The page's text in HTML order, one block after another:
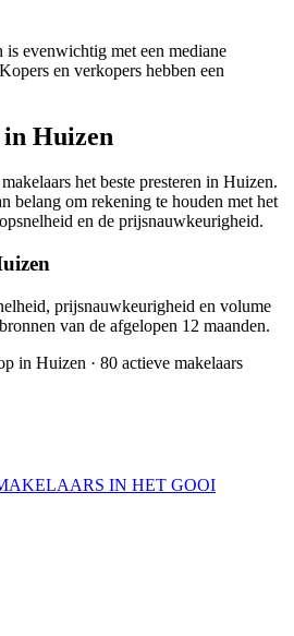
evenwichtig met een mediane
en verkopers hebben een
in Huizen
het beste presteren in Huizen.
belang om rekening te houden met het
en de prijsnauwkeurigheid.
prijsnauwkeurigheid en volume
van de afgelopen 12 maanden.
in Huizen · 80 actieve makelaars
IN HET GOOI